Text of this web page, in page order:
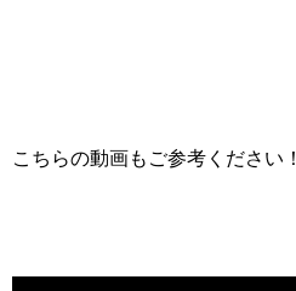
こちらの動画もご参考ください！